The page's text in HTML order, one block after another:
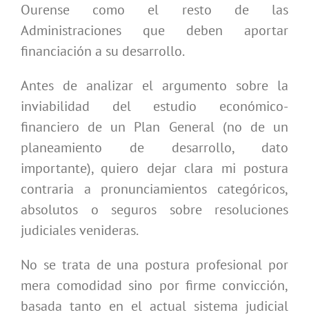
Ourense como el resto de las
Administraciones que deben aportar
financiación a su desarrollo.
Antes de analizar el argumento sobre la
inviabilidad del estudio económico-
financiero de un Plan General (no de un
planeamiento de desarrollo, dato
importante), quiero dejar clara mi postura
contraria a pronunciamientos categóricos,
absolutos o seguros sobre resoluciones
judiciales venideras.
No se trata de una postura profesional por
mera comodidad sino por firme convicción,
basada tanto en el actual sistema judicial